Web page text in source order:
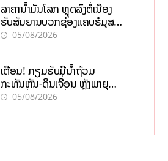
ລາຄານ້ຳມັນໂລກ ຫຼຸດລົງຕໍ່ເນື່ອງ
ຮັບສັນຍານບວກຊ່ອງແຄບຮໍມຸສ
ຈັບຕາລາຄາໃນລາວ
05/08/2026
ເຕືອນ! ກຽມຮັບມືນໍ້າຖ້ວມ
ກະທັນຫັນ-ດິນເຈື່ອນ ຫຼັງພາຍຸຝົນ
ຍັງສືບຕໍ່ຕົກໜັກທົ່ວປະເທດ
05/08/2026